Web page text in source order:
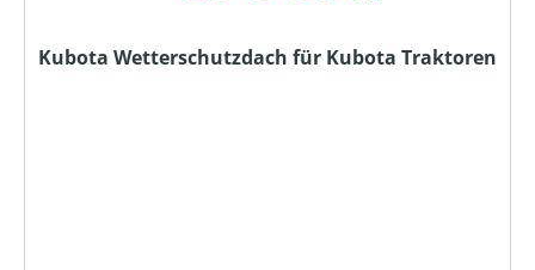
Kubota Wetterschutzdach für Kubota Traktoren